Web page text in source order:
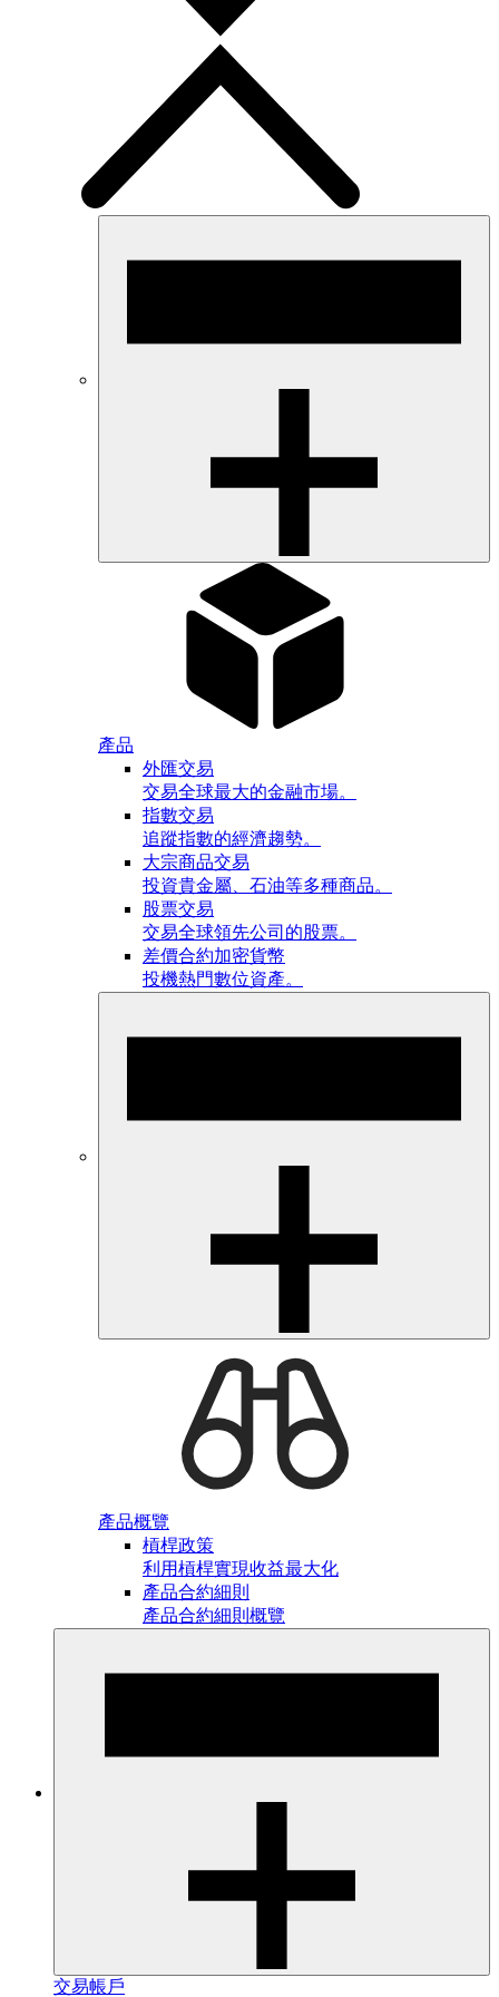
產品
外匯交易
交易全球最大的金融市場。
指數交易
追蹤指數的經濟趨勢。
大宗商品交易
投資貴金屬、石油等多種商品。
股票交易
交易全球領先公司的股票。
差價合約加密貨幣
投機熱門數位資產。
產品概覽
槓桿政策
利用槓桿實現收益最大化
產品合約細則
產品合約細則概覽
交易帳戶